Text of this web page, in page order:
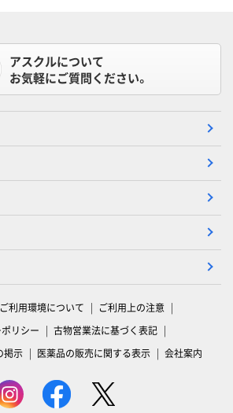
アスクルについて
お気軽にご質問ください。
ご利用環境について
ご利用上の注意
リシー
古物営業法に基づく表記
掲示
医薬品の販売に関する表示 会社案内